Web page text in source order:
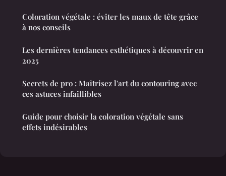
Coloration végétale : éviter les maux de tête grâce
à nos conseils
Les dernières tendances esthétiques à découvrir en
2025
Secrets de pro : Maîtrisez l'art du contouring avec
ces astuces infaillibles
Guide pour choisir la coloration végétale sans
effets indésirables